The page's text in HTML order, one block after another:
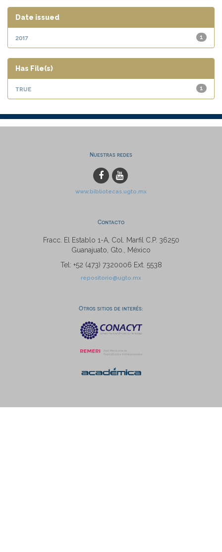
Date issued
1
2017
Has File(s)
1
true
Nuestras redes
www.bibliotecas.ugto.mx
Contacto
Fracc. El Establo 1-A, Col. Marfil C.P. 36250
Guanajuato, Gto., México
Tel: +52 (473) 7320006 Ext. 5538
repositorio@ugto.mx
Otros sitios de interés: